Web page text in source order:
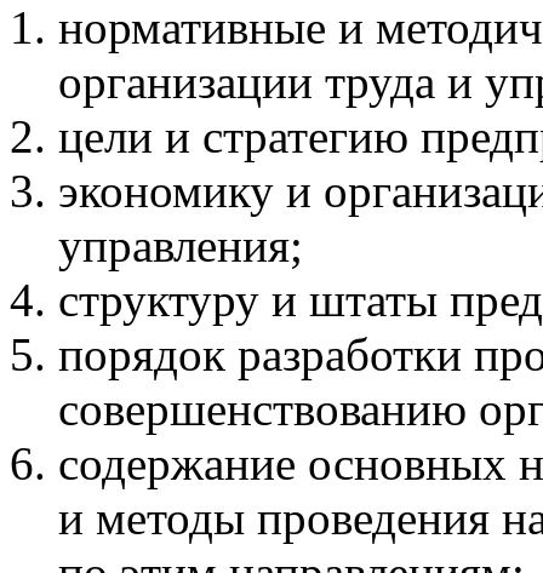
нормативные и
организации труда и
цели и стратегию
экономику и
управления;
структуру и штаты
порядок разработки
совершенствованию
содержание основных
и методы проведения